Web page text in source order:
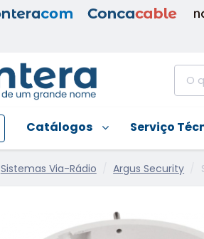
Catálogos Serviço
Sistemas Via-Rádio Argus Security